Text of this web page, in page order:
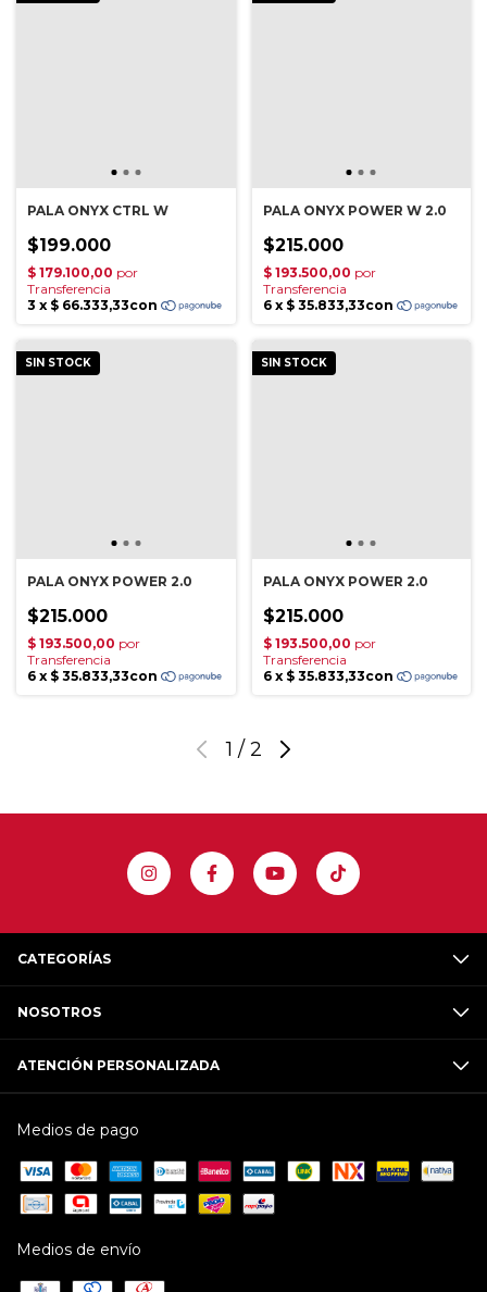
PALA ONYX CTRL W
$199.000
PALA ONYX POWER W 2.0
$215.000
SIN STOCK
PALA ONYX POWER 2.0
$215.000
SIN STOCK
PALA ONYX POWER 2.0
$215.000
1 / 2
CATEGORÍAS
NOSOTROS
ATENCIÓN PERSONALIZADA
Medios de pago
Medios de envío